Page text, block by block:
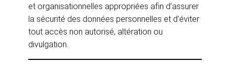
et organisationnelles appropriées afin d’assurer
la sécurité des données personnelles et d’éviter
tout accès non autorisé, altération ou
divulgation.